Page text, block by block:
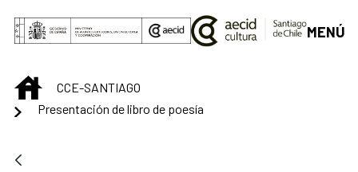
Saltar al contenido principal
MENÚ
INICIOCCE-SANTIAGO
Presentación de libro de poesía